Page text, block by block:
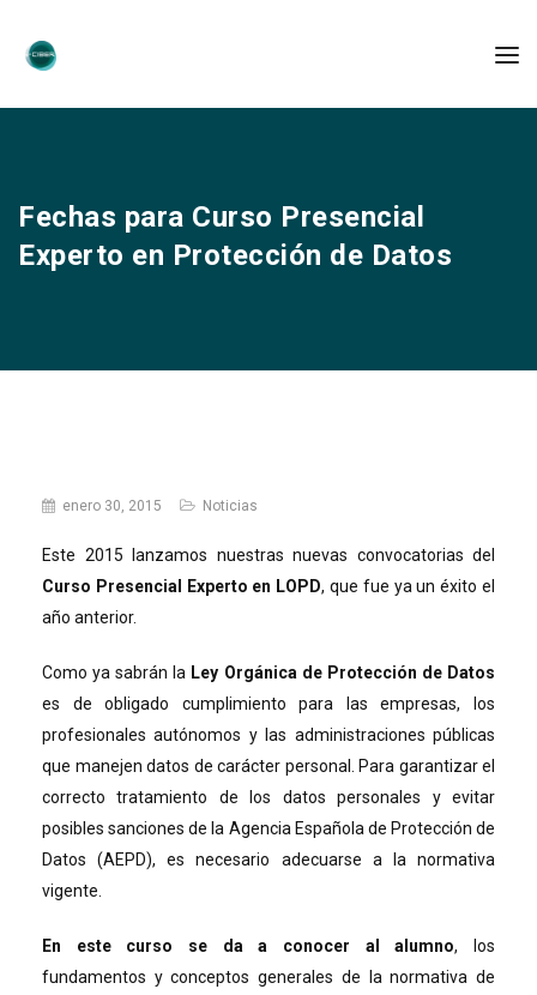
Fechas para Curso Presencial
Experto en Protección de Datos
enero 30, 2015 Noticias
Este 2015 lanzamos nuestras nuevas convocatorias del
Curso Presencial Experto en LOPD, que fue ya un éxito el
año anterior.
Como ya sabrán la Ley Orgánica de Protección de Datos
es de obligado cumplimiento para las empresas, los
profesionales autónomos y las administraciones públicas
que manejen datos de carácter personal. Para garantizar el
correcto tratamiento de los datos personales y evitar
posibles sanciones de la Agencia Española de Protección de
Datos (AEPD), es necesario adecuarse a la normativa
vigente.
En este curso se da a conocer al alumno, los
fundamentos y conceptos generales de la normativa de